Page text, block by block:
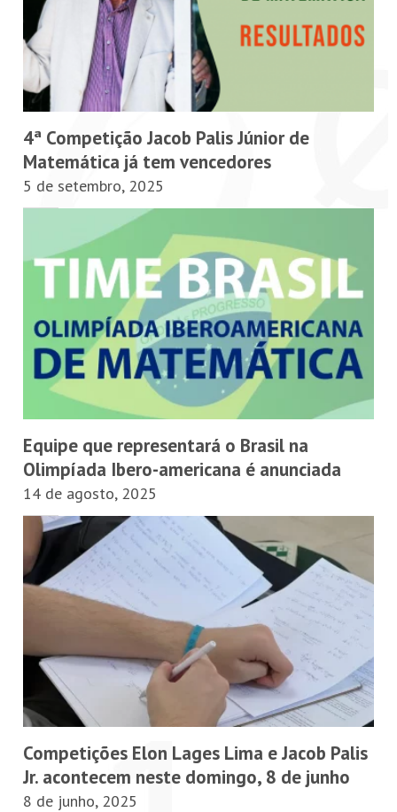
4ª Competição Jacob Palis Júnior de
Matemática já tem vencedores
5 de setembro, 2025
Equipe que representará o Brasil na
Olimpíada Ibero-americana é anunciada
14 de agosto, 2025
Competições Elon Lages Lima e Jacob Palis
Jr. acontecem neste domingo, 8 de junho
8 de junho, 2025